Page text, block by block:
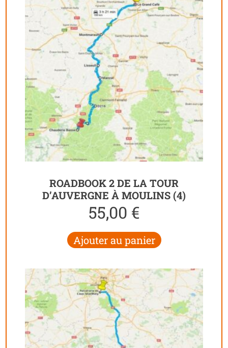
ROADBOOK 2 DE LA TOUR
D’AUVERGNE À MOULINS (4)
55,00 €
Ajouter au panier